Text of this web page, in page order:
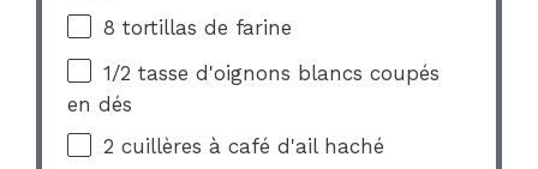
8 tortillas de farine
1/2 tasse d'oignons blancs coupés
en dés
2 cuillères à café d'ail haché